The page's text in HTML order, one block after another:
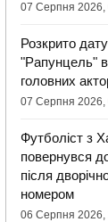
07 Серпня 2026,
Розкрито
"Рапунцель" в
головних
07 Серпня 2026,
Футболіст з
повернувся
після
номером
06 Серпня 2026,